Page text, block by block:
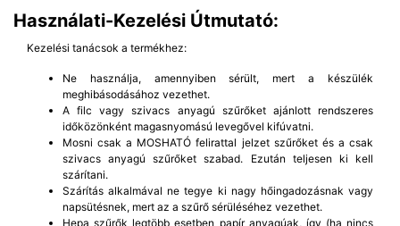
Használati-Kezelési Útmutató:
Kezelési tanácsok a termékhez:
Ne használja, amennyiben sérült, mert a készülék
meghibásodásához vezethet.
A filc vagy szivacs anyagú szűrőket ajánlott rendszeres
időközönként magasnyomású levegővel kifúvatni.
Mosni csak a MOSHATÓ felirattal jelzet szűrőket és a csak
szivacs anyagú szűrőket szabad. Ezután teljesen ki kell
szárítani.
Szárítás alkalmával ne tegye ki nagy hőingadozásnak vagy
napsütésnek, mert az a szűrő sérüléséhez vezethet.
Hepa szűrők legtöbb esetben papír anyagúak, így (ha nincs